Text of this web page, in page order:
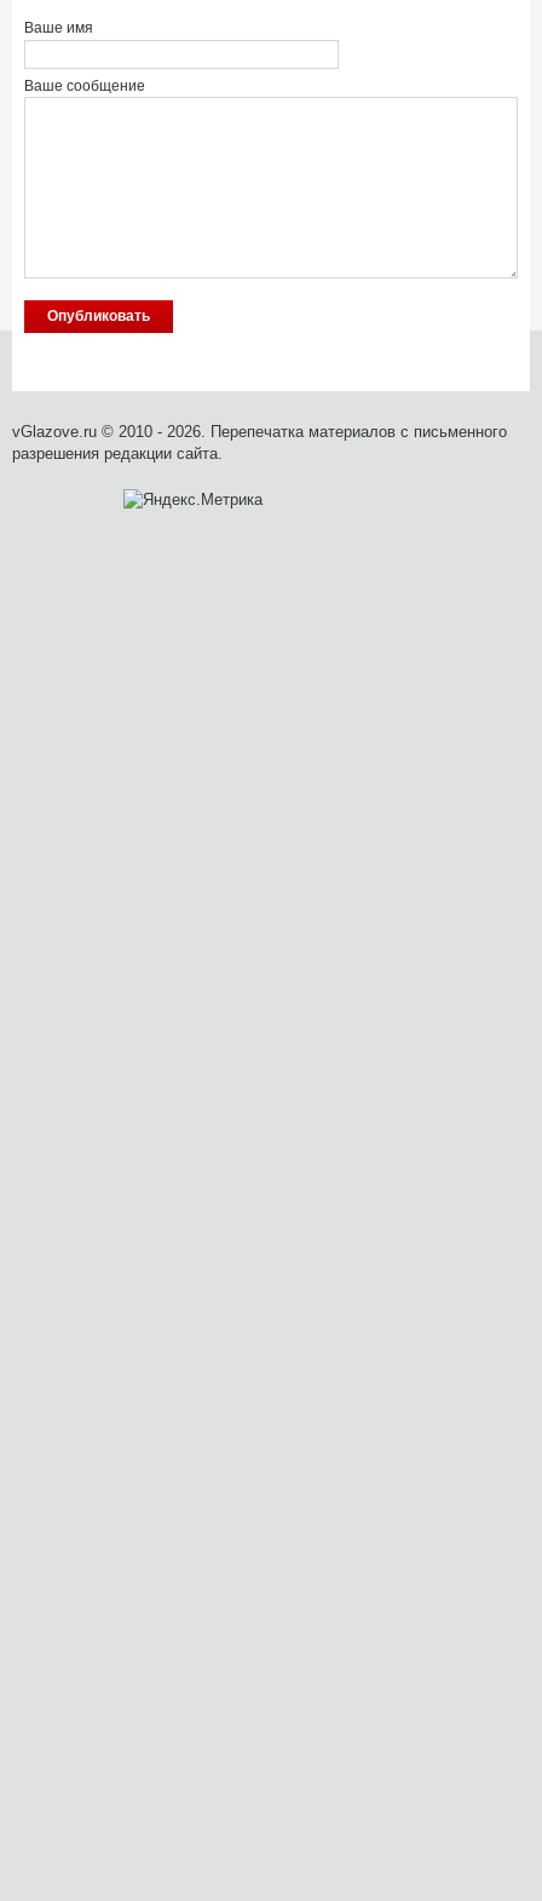
Ваше имя
Ваше сообщение
vGlazove.ru © 2010 - 2026. Перепечатка материалов с письменного
разрешения редакции сайта.